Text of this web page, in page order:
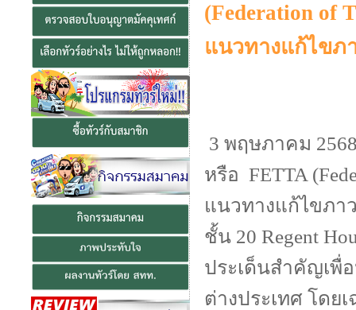
(Federation of
แนวทางแก้ไขภ
3 พฤษภาคม
หรือ FETTA
แนวทางแก้ไขภา
ชั้น 20 Regent
ประเด็นสำคัญเพื่
ต่างประเทศ โดย